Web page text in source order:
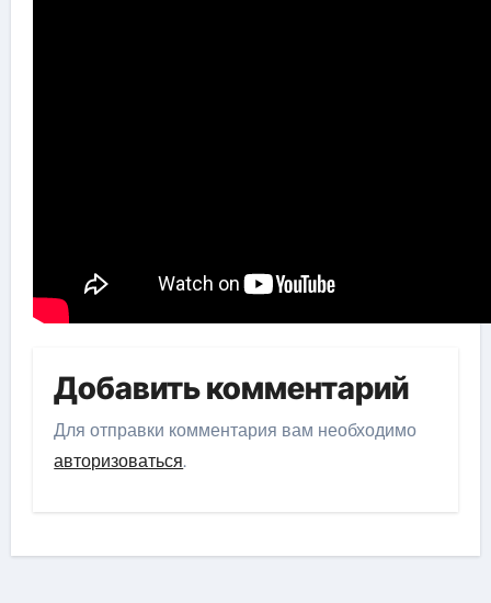
Добавить комментарий
Для отправки комментария вам необходимо
авторизоваться.